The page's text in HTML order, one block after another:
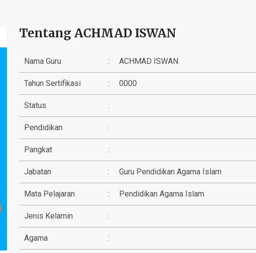
Tentang ACHMAD ISWAN
Nama Guru : ACHMAD ISWAN
Tahun Sertifikasi : 0000
Status :
Pendidikan :
Pangkat :
Jabatan : Guru Pendidikan Agama Islam
Mata Pelajaran : Pendidikan Agama Islam
Jenis Kelamin :
Agama :